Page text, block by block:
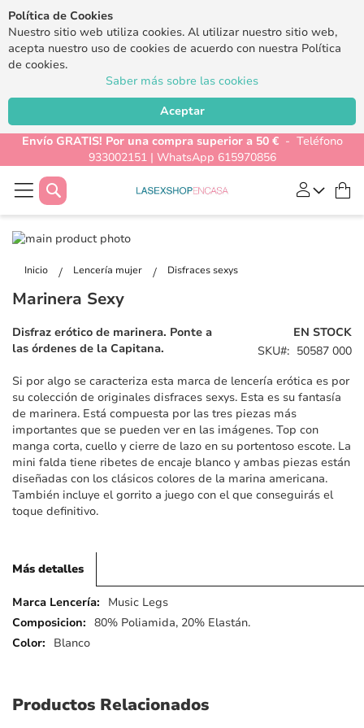
Política de Cookies
Nuestro sitio web utiliza cookies. Al utilizar nuestro sitio web,
acepta nuestro uso de cookies de acuerdo con nuestra Política
de cookies.
Saber más sobre las cookies
Aceptar
Envío GRATIS! Por una compra superior a 50 €- Teléfono
933002151 | WhatsApp 615970856
Buscar
Inicio Lencería mujer Disfraces sexys
Saltar
final
la
de
imágenes
de
galería
de
Marinera Sexy
EN STOCK
SKU
50587 000
Disfraz erótico de marinera. Ponte a
las órdenes de la Capitana.
Si por algo se caracteriza esta marca de lencería erótica es por
su colección de originales disfraces sexys. Esta es su fantasía
de marinera. Está compuesta por las tres piezas más
importantes que se pueden ver en las imágenes. Top con
manga corta, cuello y cierre de lazo en su portentoso escote. La
mini falda tiene ribetes de encaje blanco y ambas piezas están
diseñadas con los clásicos colores de la marina americana.
También incluye el gorrito a juego con el que conseguirás el
toque definitivo.
Más detalles
Más
detalles
Music Legs
80% Poliamida, 20% Elastán.
Blanco
Productos Relacionados